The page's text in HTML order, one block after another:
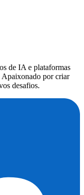
de IA e plataformas
Apaixonado por criar
desafios.